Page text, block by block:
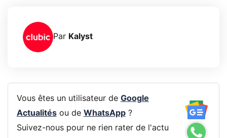
Par Kalyst
Vous êtes un utilisateur de Google
Actualitésou de WhatsApp?
Suivez-nous pour ne rien rater de l'actu